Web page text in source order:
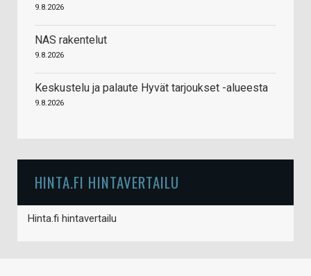
9.8.2026
NAS rakentelut
9.8.2026
Keskustelu ja palaute Hyvät tarjoukset -alueesta
9.8.2026
HINTA.FI HINTAVERTAILU
Hinta.fi hintavertailu